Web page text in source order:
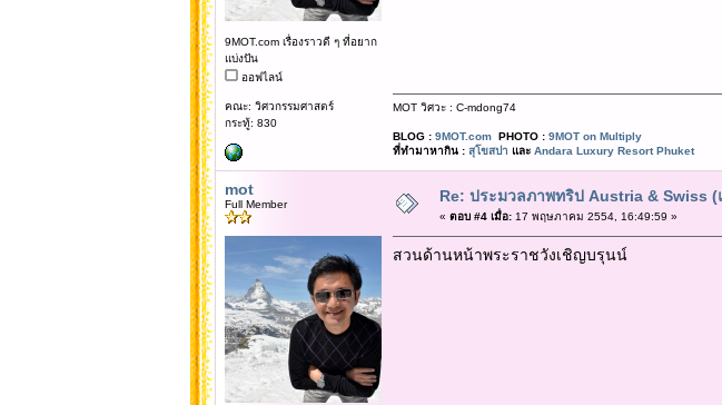
9MOT.com เรื่องราวดี ๆ ที่อยาก
แบ่งปัน
ออฟไลน์
คณะ: วิศวกรรมศาสตร์
กระทู้: 830
MOT วิศวะ : C-mdong74
BLOG : 9MOT.comPHOTO : 9MOT on Multiply
ที่ทำมาหากิน : สุโขสปา และ Andara Luxury Resort Phuket
mot
Full Member Re: ประมวลภาพทริป Austria & Swiss
« ตอบ #4 เมื่อ:17 พฤษภาคม 2554, 16:49:59 »
สวนด้านหน้าพระราชวังเชิญบรุนน์